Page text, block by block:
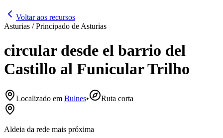
Voltar aos recursos
Asturias / Principado de Asturias
circular desde el barrio del
Castillo al Funicular Trilho
Localizado em Bulnes• Ruta corta
Aldeia da rede mais próxima